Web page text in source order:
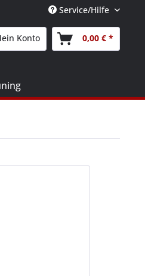
Service/Hilfe
Konto 0,00 € *